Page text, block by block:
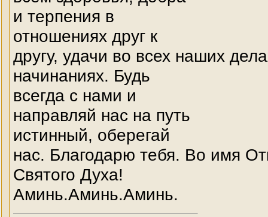
и терпения в
отношениях друг к
другу, удачи во всех наших
начинаниях. Будь
всегда с нами и
направляй нас на путь
истинный, оберегай
нас. Благодарю тебя. Во имя
Святого Духа!
Аминь.Аминь.Аминь.